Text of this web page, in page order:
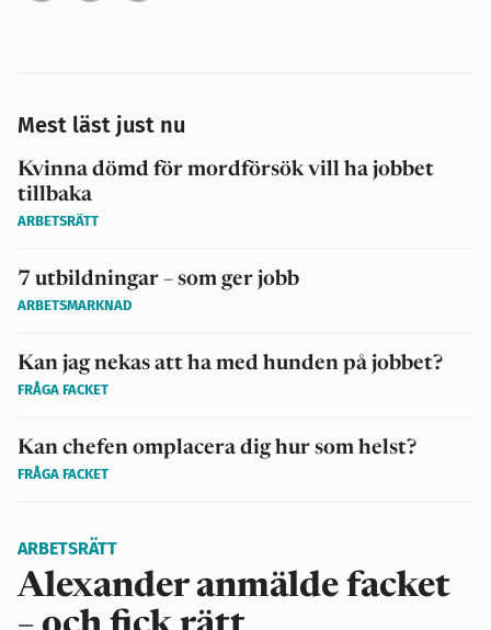
Mest läst just nu
Kvinna dömd för mordförsök vill ha jobbet
tillbaka
ARBETSRÄTT
7 utbildningar – som ger jobb
ARBETSMARKNAD
Kan jag nekas att ha med hunden på jobbet?
FRÅGA FACKET
Kan chefen omplacera dig hur som helst?
FRÅGA FACKET
ARBETSRÄTT
Alexander anmälde facket